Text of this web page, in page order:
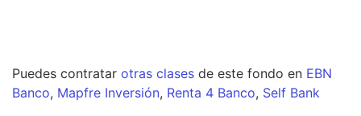
Puedes contratar otras clases de este fondo en EBN
Banco, Mapfre Inversión, Renta 4 Banco, Self Bank